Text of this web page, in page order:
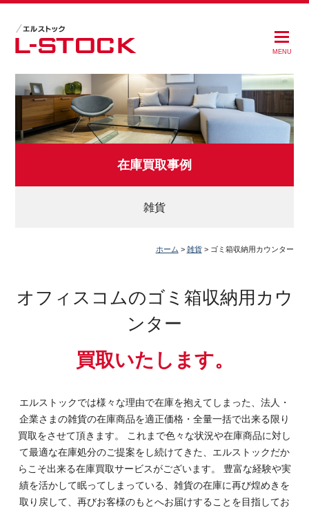
MENU
在庫買取事例
雑貨
ホーム > 雑貨> ゴミ箱収納用カウンター
オフィスコムのゴミ箱収納用カウ
ンター
買取いたします。
エルストックでは様々な理由で在庫を抱えてしまった、法人・
企業さまの雑貨の在庫商品を適正価格・全量一括で出来る限り
買取をさせて頂きます。 これまで色々な状況や在庫商品に対し
て最適な在庫処分のご提案をし続けてきた、エルストックだか
らこそ出来る在庫買取サービスがございます。 豊富な経験や実
績を活かして眠ってしまっている、雑貨の在庫に再び煌めきを
取り戻して、再びお客様のもとへお届けすることを目指してお